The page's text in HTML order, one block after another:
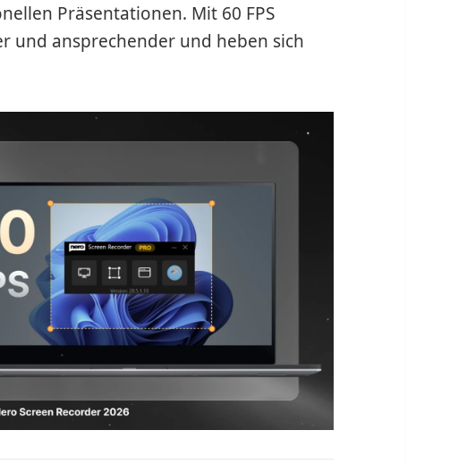
Präsentationen. Mit 60 FPS
und ansprechender und heben sich